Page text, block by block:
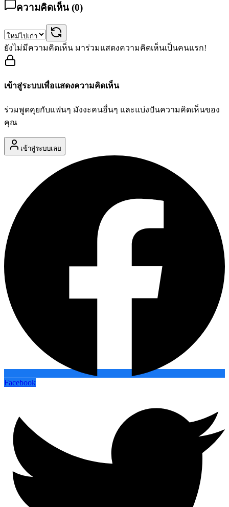
ความคิดเห็น (0)
ยังไม่มีความคิดเห็น มาร่วมแสดงความคิดเห็นเป็นคนแรก!
เข้าสู่ระบบเพื่อแสดงความคิดเห็น
ร่วมพูดคุยกับแฟนๆ มังงะคนอื่นๆ และแบ่งปันความคิดเห็นของ
คุณ
เข้าสู่ระบบเลย
Facebook